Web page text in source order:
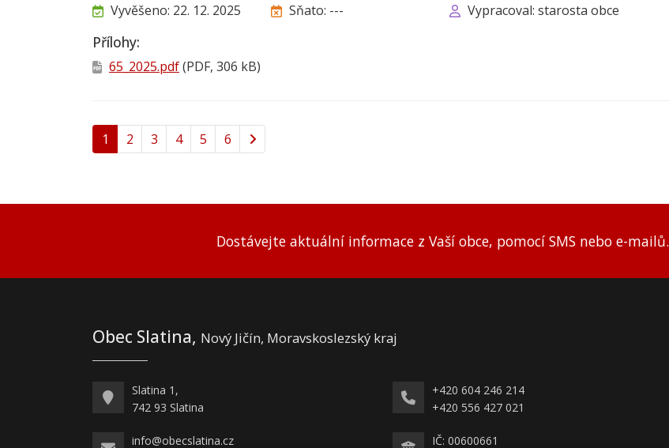
Vyvěšeno: 22. 12. 2025 Sňato: --- Vypracoval: starosta obce
Přílohy:
65_2025.pdf(PDF, 306 kB)
1 2 3 4 5 6
Dostávejte aktuální informace z Vaší obce, pomocí SMS nebo e-mailů.
Obec Slatina, Nový Jičín, Moravskoslezský kraj
Slatina 1,
742 93 Slatina
+420 604 246 214
+420 556 427 021
info@obecslatina.cz IČ: 00600661